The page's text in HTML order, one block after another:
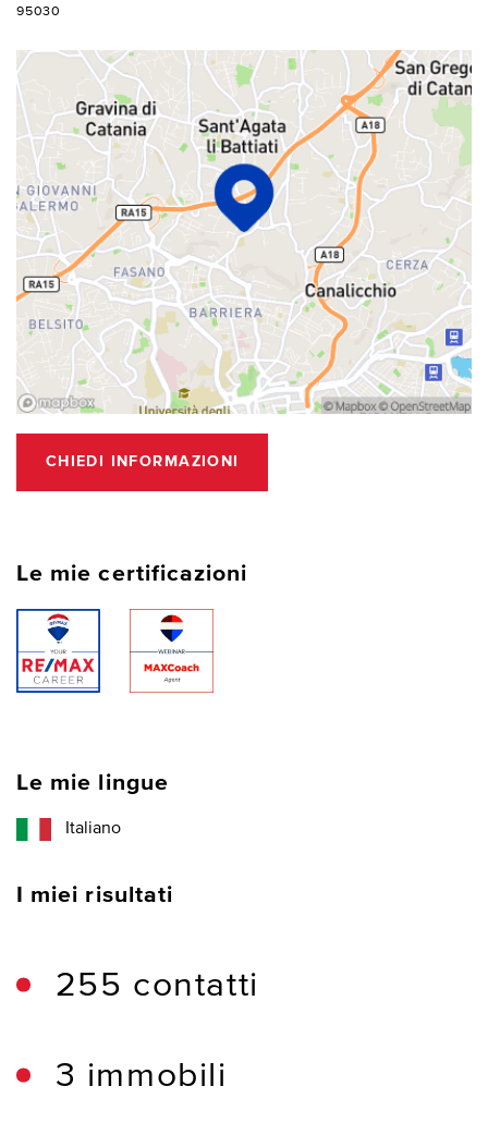
95030
CHIEDI INFORMAZIONI
Le mie certificazioni
Le mie lingue
Italiano
I miei risultati
255 contatti
3 immobili